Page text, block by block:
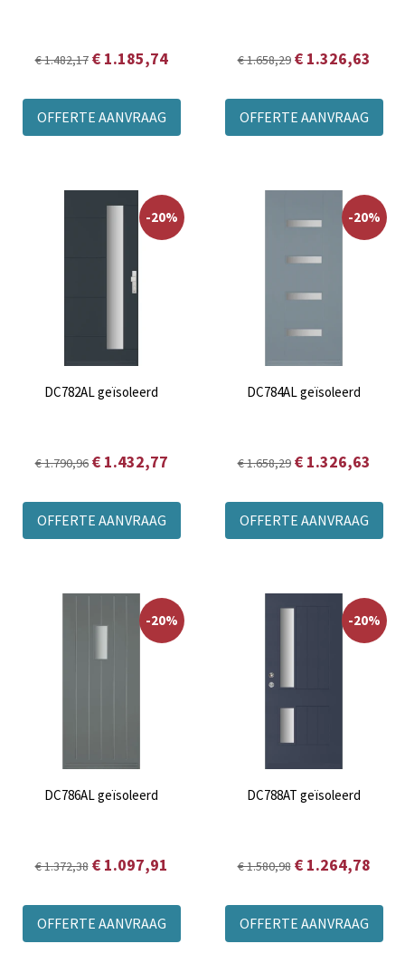
€ 1.482,17 € 1.185,74
OFFERTE AANVRAAG
€ 1.658,29 € 1.326,63
OFFERTE AANVRAAG
-20%
DC782AL geïsoleerd
€ 1.790,96 € 1.432,77
OFFERTE AANVRAAG
-20%
DC784AL geïsoleerd
€ 1.658,29 € 1.326,63
OFFERTE AANVRAAG
-20%
DC786AL geïsoleerd
€ 1.372,38 € 1.097,91
OFFERTE AANVRAAG
-20%
DC788AT geïsoleerd
€ 1.580,98 € 1.264,78
OFFERTE AANVRAAG